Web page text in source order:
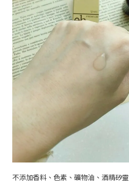
不添加香料、色素、礦物油、酒精矽靈